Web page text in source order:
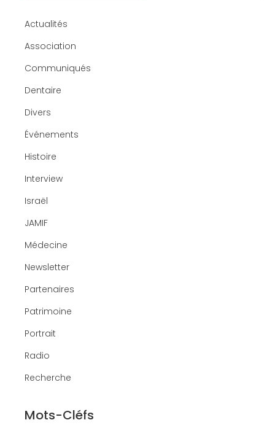
Actualités
Association
Communiqués
Dentaire
Divers
Événements
Histoire
Interview
Israël
JAMIF
Médecine
Newsletter
Partenaires
Patrimoine
Portrait
Radio
Recherche
Mots-Cléfs